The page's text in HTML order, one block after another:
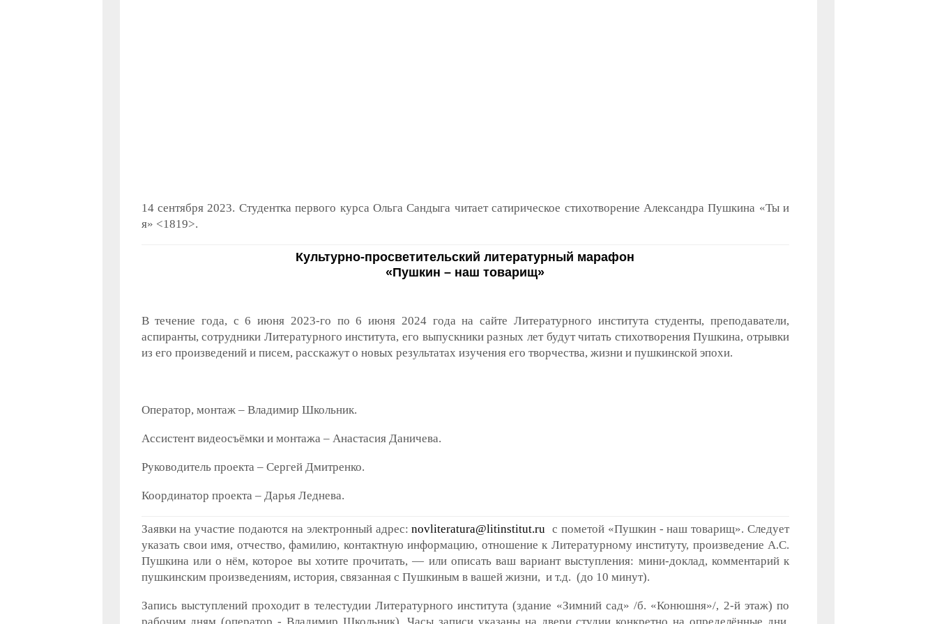
14 сентября 2023. Студентка первого курса Ольга Сандыга читает сатирическое стихотворение Александра Пушкина «Ты и
я» <1819>.
Культурно-просветительский литературный марафон
«Пушкин – наш товарищ»
В течение года, с 6 июня 2023-го по 6 июня 2024 года на сайте Литературного института студенты, преподаватели,
аспиранты, сотрудники Литературного института, его выпускники разных лет будут читать стихотворения Пушкина, отрывки
из его произведений и писем, расскажут о новых результатах изучения его творчества, жизни и пушкинской эпохи.
Оператор, монтаж – Владимир Школьник.
Ассистент видеосъёмки и монтажа – Анастасия Даничева.
Руководитель проекта – Сергей Дмитренко.
Координатор проекта – Дарья Леднева.
Заявки на участие подаются на электронный адрес:novliteratura@litinstitut.ru с пометой «Пушкин - наш товарищ». Следует
указать свои имя, отчество, фамилию, контактную информацию, отношение к Литературному институту, произведение А.С.
Пушкина или о нём, которое вы хотите прочитать, — или описать ваш вариант выступления: мини-доклад, комментарий к
пушкинским произведениям, история, связанная с Пушкиным в вашей жизни, и т.д. (до 10 минут).
Запись выступлений проходит в телестудии Литературного института (здание «Зимний сад» /б. «Конюшня»/, 2-й этаж) по
рабочим дням (оператор - Владимир Школьник). Часы записи указаны на двери студии конкретно на определённые дни.